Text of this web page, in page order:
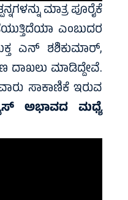
ಮಾತ್ರ ಪೂರೈಕೆ
ಎಂಬುದರ
ಎನ್ ಶಶಿಕುಮಾರ್,
ದಾಖಲು ಮಾಡಿದ್ದೇವೆ.
ಸಾಕಾಣಿಕೆ ಇರುವ
ಅಭಾವದ ಮಧ್ಯೆ